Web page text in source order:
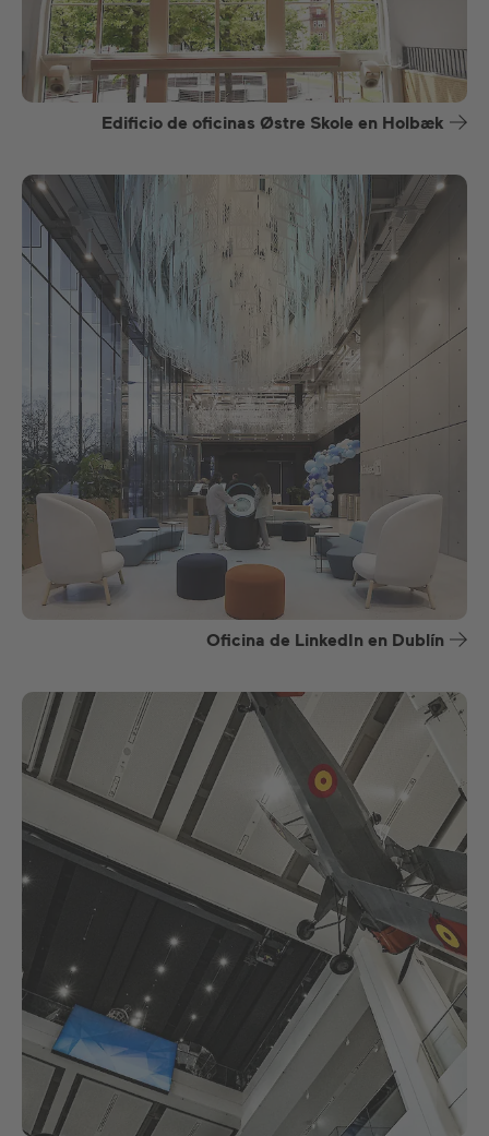
Edificio de oficinas Østre Skole en Holbæk
Oficina de LinkedIn en Dublín